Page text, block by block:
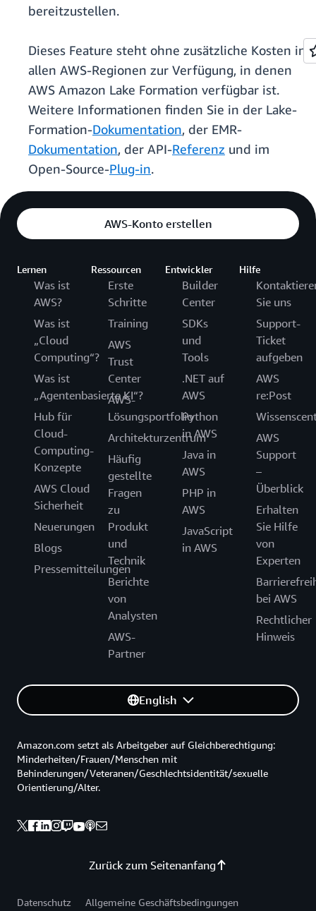
bereitzustellen.
Dieses Feature steht ohne zusätzliche Kosten in
allen AWS-Regionen zur Verfügung, in denen
AWS Amazon Lake Formation verfügbar ist.
Weitere Informationen finden Sie in der Lake-
Formation-Dokumentation, der EMR-
Dokumentation, der API-Referenz und im
Open-Source-Plug-in.
AWS-Konto erstellen
Lernen
Was ist
AWS?
Was ist
„Cloud
Computing“?
Was ist
„Agentenbasierte KI“?
Hub für
Cloud-
Computing-
Konzepte
AWS Cloud
Sicherheit
Neuerungen
Blogs
Pressemitteilungen
Ressourcen
Erste
Schritte
Training
AWS
Trust
Center
AWS-
Lösungsportfolio
Architekturzentrum
Häufig
gestellte
Fragen
zu
Produkt
und
Technik
Berichte
von
Analysten
AWS-
Partner
Entwickler
Builder
Center
SDKs
und
Tools
.NET auf
AWS
Python
in AWS
Java in
AWS
PHP in
AWS
JavaScript
in AWS
Hilfe
Sie uns
Support-
Ticket
aufgeben
AWS
re:Post
AWS
Support
–
Überblick
Erhalten
Sie Hilfe
von
Experten
bei AWS
Rechtlicher
Hinweis
English
Zurück zum Seitenanfang
Amazon.com setzt als Arbeitgeber auf Gleichberechtigung:
Minderheiten/Frauen/Menschen mit
Behinderungen/Veteranen/Geschlechtsidentität/sexuelle
Orientierung/Alter.
Datenschutz Allgemeine Geschäftsbedingungen